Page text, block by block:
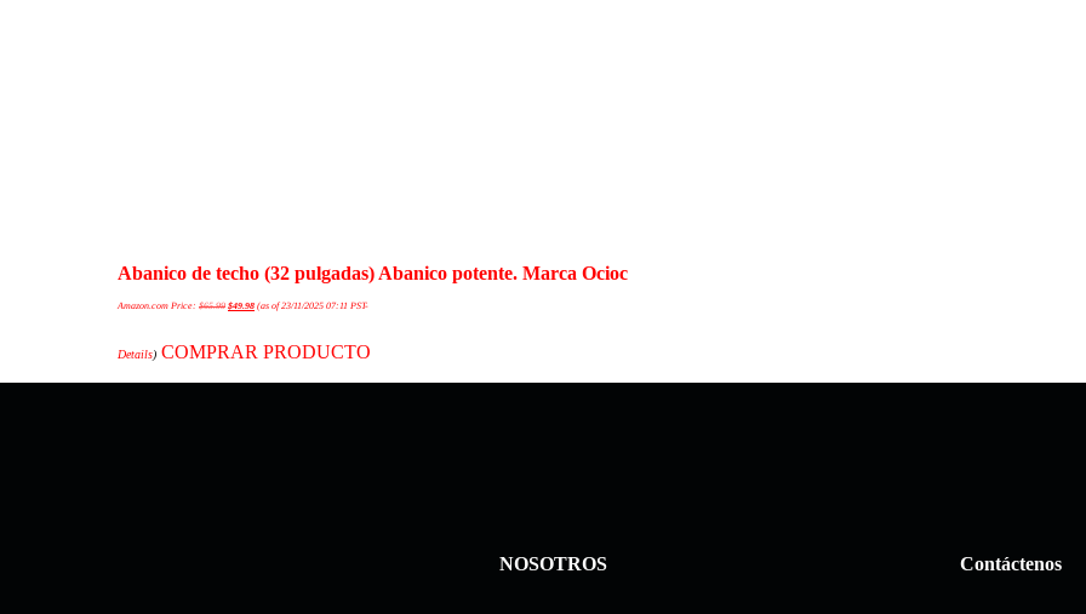
Abanico de techo (32 pulgadas) Abanico potente. Marca Ocioc
Amazon.com Price: $65.99 $49.98 (as of 23/11/2025 07:11 PST-
Details) COMPRAR PRODUCTO
NOSOTROS Contáctenos